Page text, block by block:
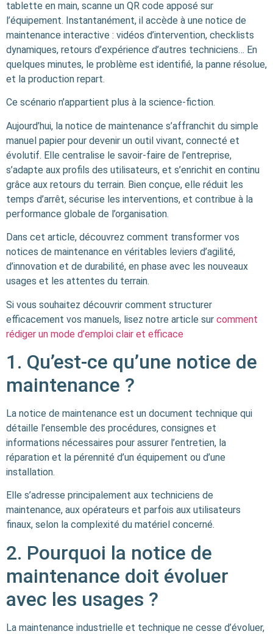
tablette en main, scanne un QR code apposé sur
l’équipement. Instantanément, il accède à une notice de
maintenance interactive : vidéos d’intervention, checklists
dynamiques, retours d’expérience d’autres techniciens… En
quelques minutes, le problème est identifié, la panne résolue,
et la production repart.
Ce scénario n’appartient plus à la science-fiction.
Aujourd’hui, la notice de maintenance s’affranchit du simple
manuel papier pour devenir un outil vivant, connecté et
évolutif. Elle centralise le savoir-faire de l’entreprise,
s’adapte aux profils des utilisateurs, et s’enrichit en continu
grâce aux retours du terrain. Bien conçue, elle réduit les
temps d’arrêt, sécurise les interventions, et contribue à la
performance globale de l’organisation.
Dans cet article, découvrez comment transformer vos
notices de maintenance en véritables leviers d’agilité,
d’innovation et de durabilité, en phase avec les nouveaux
usages et les attentes du terrain.
Si vous souhaitez découvrir comment structurer
efficacement vos manuels, lisez notre article sur comment
rédiger un mode d’emploi clair et efficace
1. Qu’est-ce qu’une notice de
maintenance ?
La notice de maintenance est un document technique qui
détaille l’ensemble des procédures, consignes et
informations nécessaires pour assurer l’entretien, la
réparation et la pérennité d’un équipement ou d’une
installation.
Elle s’adresse principalement aux techniciens de
maintenance, aux opérateurs et parfois aux utilisateurs
finaux, selon la complexité du matériel concerné.
2. Pourquoi la notice de
maintenance doit évoluer
avec les usages ?
La maintenance industrielle et technique ne cesse d’évoluer,